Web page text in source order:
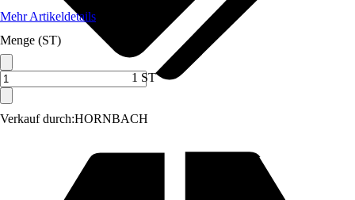
Verkauf durch:HORNBACH
Mehr Artikeldetails
Menge (ST)
1 ST